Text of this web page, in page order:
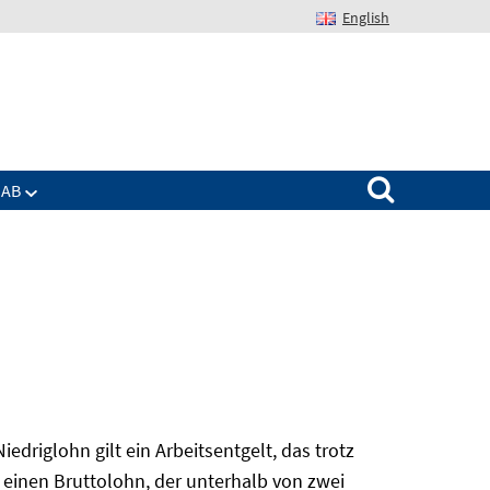
English
Suchen nach:
gilt ein Arbeitsentgelt, das trotz
einen Bruttolohn, der unterhalb von zwei